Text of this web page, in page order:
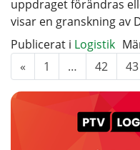
uppdraget förändras
visar en granskning av
Publicerat i Logistik
«
1 … 42 43